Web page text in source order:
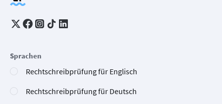
Sprachen
Rechtschreibprüfung für Englisch
Rechtschreibprüfung für Deutsch